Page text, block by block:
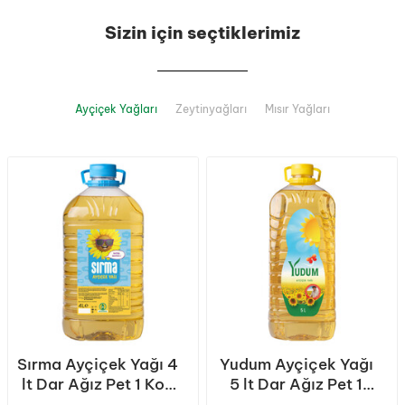
Sizin için seçtiklerimiz
Ayçiçek Yağları Zeytinyağları Mısır Yağları
Sırma Ayçiçek Yağı 4
lt Dar Ağız Pet 1 Koli
Yudum Ayçiçek Yağı
5 lt Dar Ağız Pet 1